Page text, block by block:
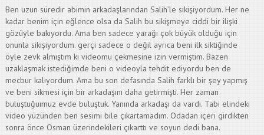
Ben uzun süredir abimin arkadaşlarından Salih’le sikişiyordum. Her ne
kadar benim için eğlence olsa da Salih bu sikişmeye ciddi bir ilişki
gözüyle bakıyordu. Ama ben sadece yarağı çok büyük olduğu için
onunla sikişiyordum. gerçi sadece o değil ayrıca beni ilk siktiğinde
öyle zevk almıştım ki videomu çekmesine izin vermiştim. Bazen
uzaklaşmak istediğimde beni o videoyla tehdit ediyordu ben de
mecbur kalıyordum. Ama bu son defasında Salih farklı bir şey yapmış
ve beni sikmesi için bir arkadaşını daha getirmişti. Her zaman
buluştuğuımuz evde buluştuk. Yanında arkadaşı da vardı. Tabi elindeki
video yüzünden ben sesimi bile çıkartamadım. Odadan içeri girdikten
sonra önce Osman üzerindekileri çıkarttı ve soyun dedi bana.